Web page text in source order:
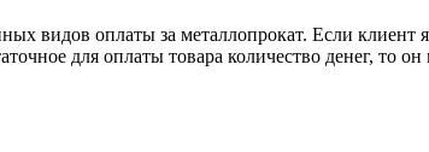
видов оплаты за металлопрокат. Если клиент
для оплаты товара количество денег, то